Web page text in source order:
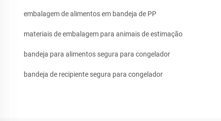
embalagem de alimentos em bandeja de PP
materiais de embalagem para animais de estimação
bandeja para alimentos segura para congelador
bandeja de recipiente segura para congelador